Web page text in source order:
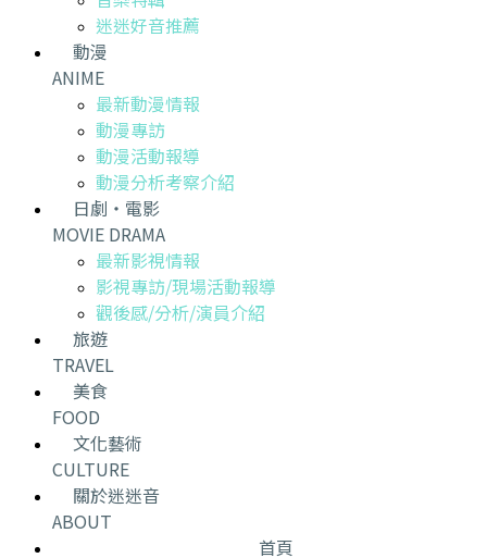
迷迷好音推薦
動漫
ANIME
最新動漫情報
動漫專訪
動漫活動報導
動漫分析考察介紹
日劇・電影
MOVIE DRAMA
最新影視情報
影視專訪/現場活動報導
觀後感/分析/演員介紹
旅遊
TRAVEL
美食
FOOD
文化藝術
CULTURE
關於迷迷音
ABOUT
首頁